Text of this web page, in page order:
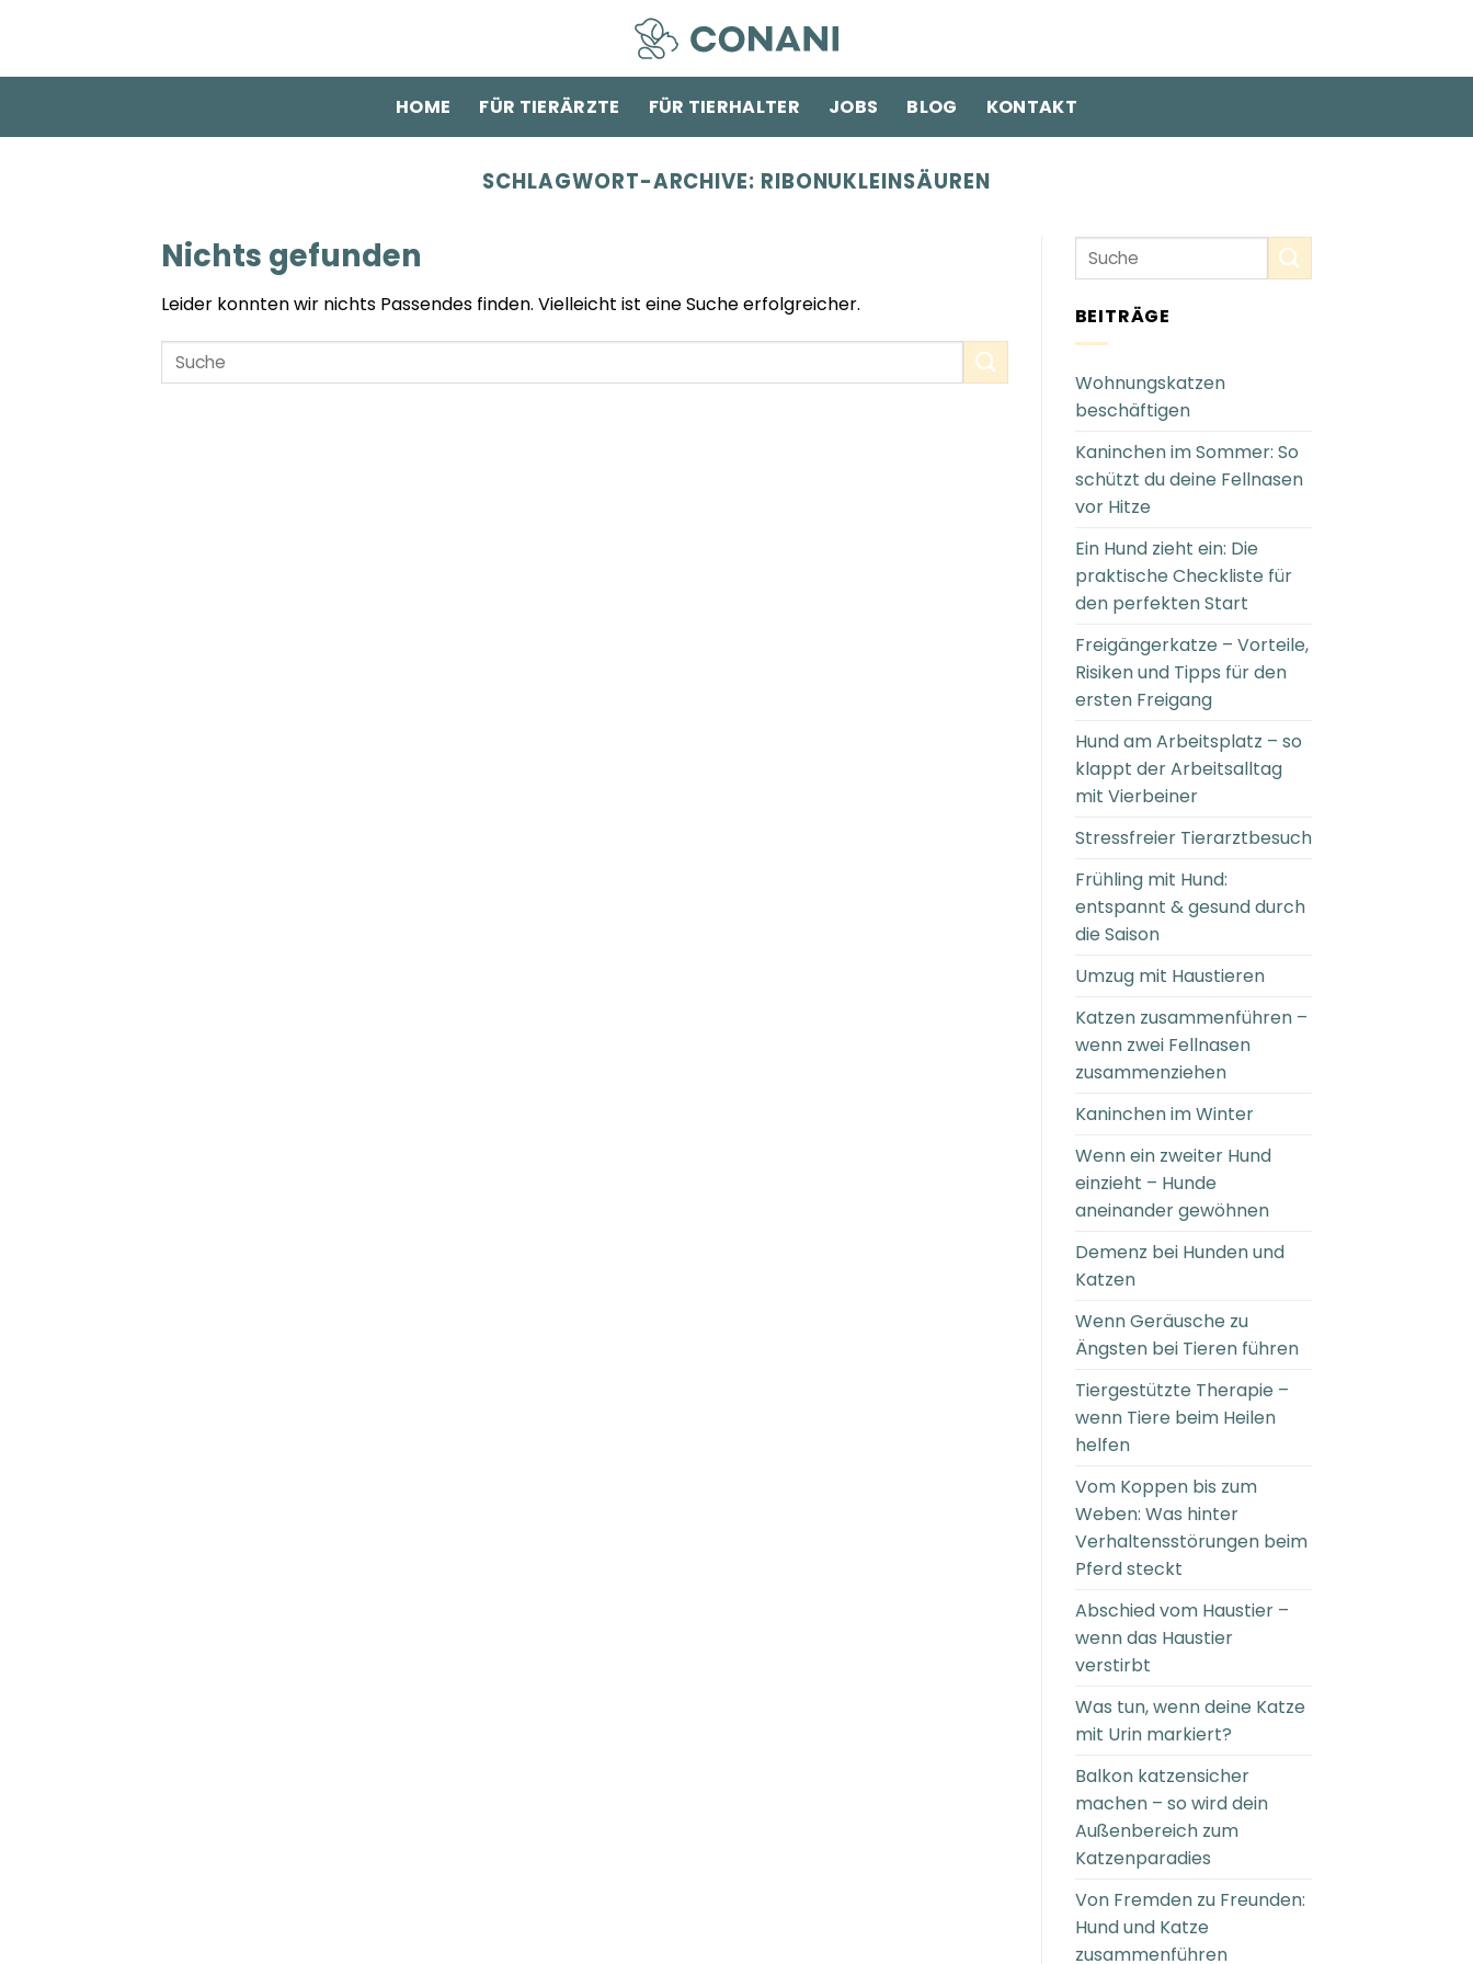
HOME
FÜR TIERÄRZTE FÜR TIERHALTER JOBS BLOG KONTAKT
SCHLAGWORT-ARCHIVE: RIBONUKLEINSÄUREN
Nichts gefunden
Leider konnten wir nichts Passendes finden. Vielleicht ist eine Suche erfolgreicher. BEITRÄGE
Wohnungskatzen
beschäftigen
Kaninchen im Sommer: So
schützt du deine Fellnasen
vor Hitze
Ein Hund zieht ein: Die
praktische Checkliste für
den perfekten Start
Freigängerkatze – Vorteile,
Risiken und Tipps für den
ersten Freigang
Hund am Arbeitsplatz – so
klappt der Arbeitsalltag
mit Vierbeiner
Stressfreier Tierarztbesuch
Frühling mit Hund:
entspannt & gesund durch
die Saison
Umzug mit Haustieren
Katzen zusammenführen –
wenn zwei Fellnasen
zusammenziehen
Kaninchen im Winter
Wenn ein zweiter Hund
einzieht – Hunde
aneinander gewöhnen
Demenz bei Hunden und
Katzen
Wenn Geräusche zu
Ängsten bei Tieren führen
Tiergestützte Therapie –
wenn Tiere beim Heilen
helfen
Vom Koppen bis zum
Weben: Was hinter
Verhaltensstörungen beim
Pferd steckt
Abschied vom Haustier –
wenn das Haustier
verstirbt
Was tun, wenn deine Katze
mit Urin markiert?
Balkon katzensicher
machen – so wird dein
Außenbereich zum
Katzenparadies
Von Fremden zu Freunden:
Hund und Katze
zusammenführen